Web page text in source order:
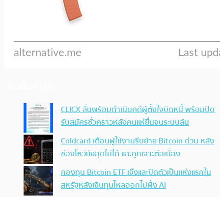
CLICX ลั่นพร้อมดำเนินคดีผู้ตั้งใจบิดหนี้ พร้อมปิด
รับสมัครชั่วคราวหลังคนแห่ยื่นจนระบบล้น
Coldcard เตือนผู้ใช้งานรีบย้าย Bitcoin ด่วน หลัง
ช่องโหว่ยังอุดไม่ได้ และถูกเจาะต่อเนื่อง
กองทุน Bitcoin ETF เจ๊งและปิดตัวเป็นแห่งแรกใน
สหรัฐหลังเงินทุนไหลออกไปฝั่ง AI